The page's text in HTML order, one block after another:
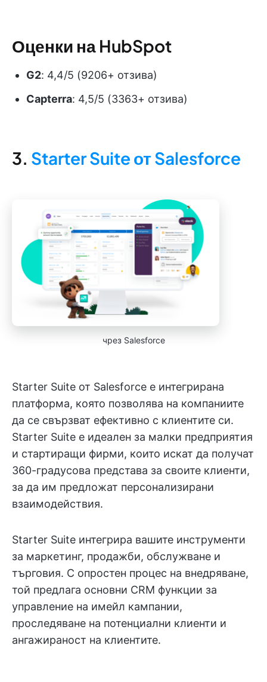
Оценки на HubSpot
G2: 4,4/5 (9206+ отзива)
Capterra: 4,5/5 (3363+ отзива)
3. Starter Suite от Salesforce
чрез Salesforce
Starter Suite от Salesforce е интегрирана
платформа, която позволява на компаниите
да се свързват ефективно с клиентите си.
Starter Suite е идеален за малки предприятия
и стартиращи фирми, които искат да получат
360-градусова представа за своите клиенти,
за да им предложат персонализирани
взаимодействия.
Starter Suite интегрира вашите инструменти
за маркетинг, продажби, обслужване и
търговия. С опростен процес на внедряване,
той предлага основни CRM функции за
управление на имейл кампании,
проследяване на потенциални клиенти и
ангажираност на клиентите.